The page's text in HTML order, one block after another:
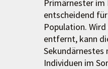
Primärnester im
entscheidend
Population.
entfernt, kann
Sekundärnestes
Individuen im